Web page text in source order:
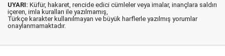
UYARI: Küfür, hakaret, rencide edici cümleler veya imalar, inançlara saldırı
içeren, imla kuralları ile yazılmamış,
Türkçe karakter kullanılmayan ve büyük harflerle yazılmış yorumlar
onaylanmamaktadır.